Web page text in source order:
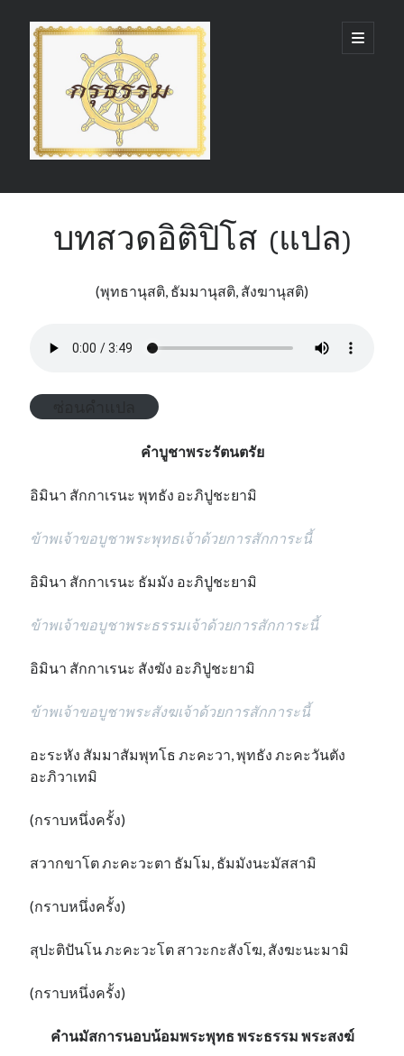
กรุ
ธรรม
(GruDhamma.com)
open
primary
Sidebar
บทสวดอิติปิโส (แปล)
(พุทธานุสติ, ธัมมานุสติ, สังฆานุสติ)
คำบูชาพระรัตนตรัย
อิมินา สักกาเรนะ พุทธัง อะภิปูชะยามิ
ข้าพเจ้าขอบูชาพระพุทธเจ้าด้วยการสักการะนี้
อิมินา สักกาเรนะ ธัมมัง อะภิปูชะยามิ
ข้าพเจ้าขอบูชาพระธรรมเจ้าด้วยการสักการะนี้
อิมินา สักกาเรนะ สังฆัง อะภิปูชะยามิ
ข้าพเจ้าขอบูชาพระสังฆเจ้าด้วยการสักการะนี้
อะระหัง สัมมาสัมพุทโธ ภะคะวา, พุทธัง ภะคะวันตัง
อะภิวาเทมิ
(กราบหนึ่งครั้ง)
สวากขาโต ภะคะวะตา ธัมโม, ธัมมังนะมัสสามิ
(กราบหนึ่งครั้ง)
สุปะติปันโน ภะคะวะโต สาวะกะสังโฆ, สังฆะนะมามิ
(กราบหนึ่งครั้ง)
คำนมัสการนอบน้อมพระพุทธ พระธรรม พระสงฆ์